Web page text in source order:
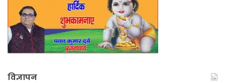
विज्ञापन